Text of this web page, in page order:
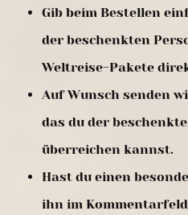
Gib beim Bestellen
der beschenkten
Weltreise-Pakete
Auf Wunsch senden
das du der
überreichen kannst.
Hast du einen
ihn im